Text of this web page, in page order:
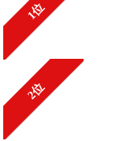
1位
2位